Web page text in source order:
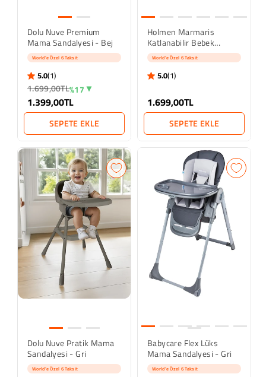
Dolu Nuve Premium
Mama Sandalyesi - Bej
World'e Özel 6 Taksit
5.0(1)
5.0 star rating
1 İnceleme
1.699,00TL%17
1.399,00TL
SEPETE EKLE
Holmen Marmaris
Katlanabilir Bebek
Hamağı - Gri
World'e Özel 6 Taksit
5.0(1)
5.0 star rating
1 İnceleme
1.699,00TL
SEPETE EKLE
Dolu Nuve Pratik Mama
Sandalyesi - Gri
World'e Özel 6 Taksit
Babycare Flex Lüks
Mama Sandalyesi - Gri
World'e Özel 6 Taksit